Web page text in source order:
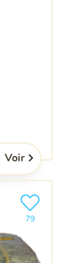
Voir
79
Ajouter le
clients ont